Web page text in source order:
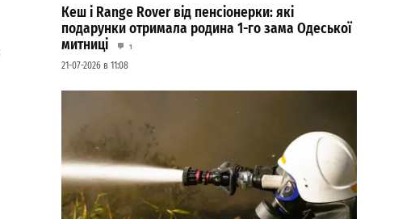
Кеш і Range Rover від пенсіонерки: які
подарунки отримала родина 1-го зама Одеської
митниці
1
21-07-2026 в 11:08